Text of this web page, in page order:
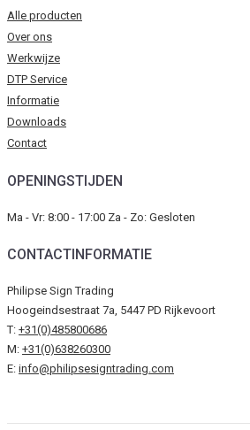
Alle producten
Over ons
Werkwijze
DTP Service
Informatie
Downloads
Contact
OPENINGSTIJDEN
Ma - Vr: 8:00 - 17:00 Za - Zo: Gesloten
CONTACTINFORMATIE
Philipse Sign Trading
Hoogeindsestraat 7a, 5447 PD Rijkevoort
T: +31(0)485800686
M: +31(0)638260300
E: info@philipsesigntrading.com